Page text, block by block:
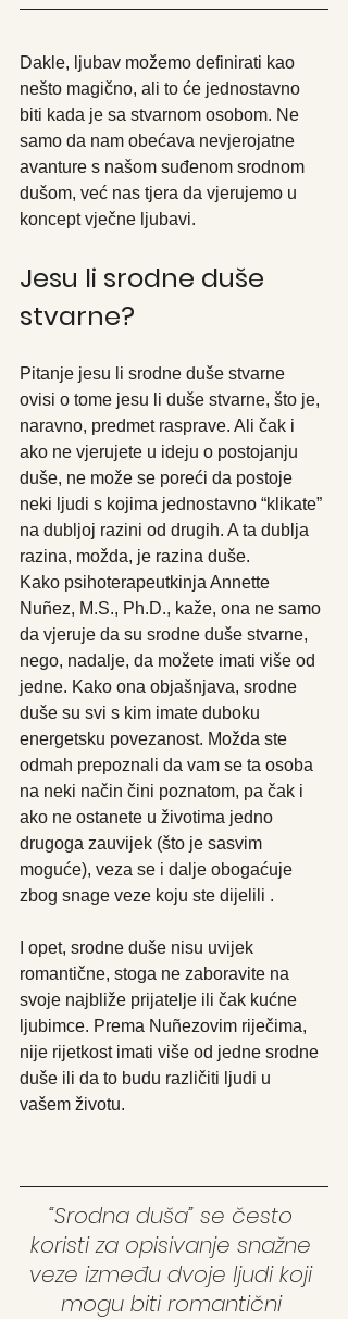
Dakle, ljubav možemo definirati kao
nešto magično, ali to će jednostavno
biti kada je sa stvarnom osobom. Ne
samo da nam obećava nevjerojatne
avanture s našom suđenom srodnom
dušom, već nas tjera da vjerujemo u
koncept vječne ljubavi.
Jesu li srodne duše
stvarne?
Pitanje jesu li srodne duše stvarne
ovisi o tome jesu li duše stvarne, što je,
naravno, predmet rasprave. Ali čak i
ako ne vjerujete u ideju o postojanju
duše, ne može se poreći da postoje
neki ljudi s kojima jednostavno “klikate”
na dubljoj razini od drugih. A ta dublja
razina, možda, je razina duše.
Kako psihoterapeutkinja Annette
Nuñez, M.S., Ph.D., kaže, ona ne samo
da vjeruje da su srodne duše stvarne,
nego, nadalje, da možete imati više od
jedne. Kako ona objašnjava, srodne
duše su svi s kim imate duboku
energetsku povezanost. Možda ste
odmah prepoznali da vam se ta osoba
na neki način čini poznatom, pa čak i
ako ne ostanete u životima jedno
drugoga zauvijek (što je sasvim
moguće), veza se i dalje obogaćuje
zbog snage veze koju ste dijelili .
I opet, srodne duše nisu uvijek
romantične, stoga ne zaboravite na
svoje najbliže prijatelje ili čak kućne
ljubimce. Prema Nuñezovim riječima,
nije rijetkost imati više od jedne srodne
duše ili da to budu različiti ljudi u
vašem životu.
“Srodna duša” se često
koristi za opisivanje snažne
veze između dvoje ljudi koji
mogu biti romantični